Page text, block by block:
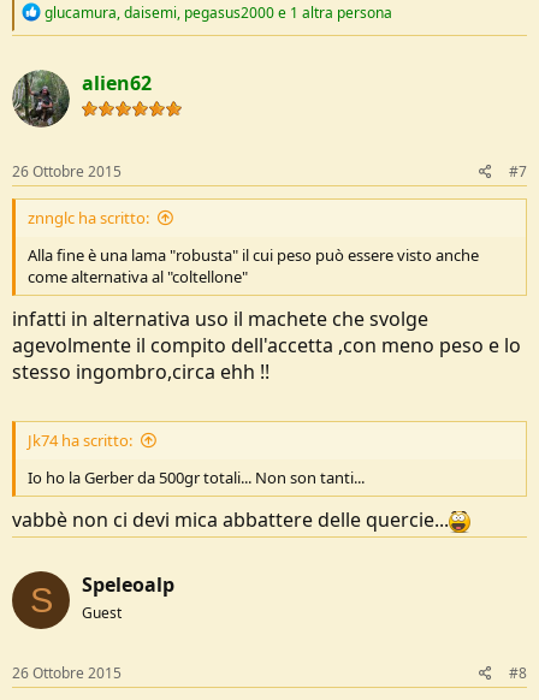
R
c
t
i
o
s
:
glucamura,daisemi, pegasus2000e 1 altra persona
alien62
26 Ottobre 2015 #7
znnglc ha scritto:
Alla fine è una lama "robusta" il cui peso può essere visto anche
come alternativa al "coltellone"
infatti in alternativa uso il machete che svolge
agevolmente il compito dell'accetta ,con meno peso e lo
stesso ingombro,circa ehh !!
Jk74 ha scritto:
Io ho la Gerber da 500gr totali... Non son tanti...
vabbè non ci devi mica abbattere delle quercie...
S Speleoalp
Guest
26 Ottobre 2015 #8